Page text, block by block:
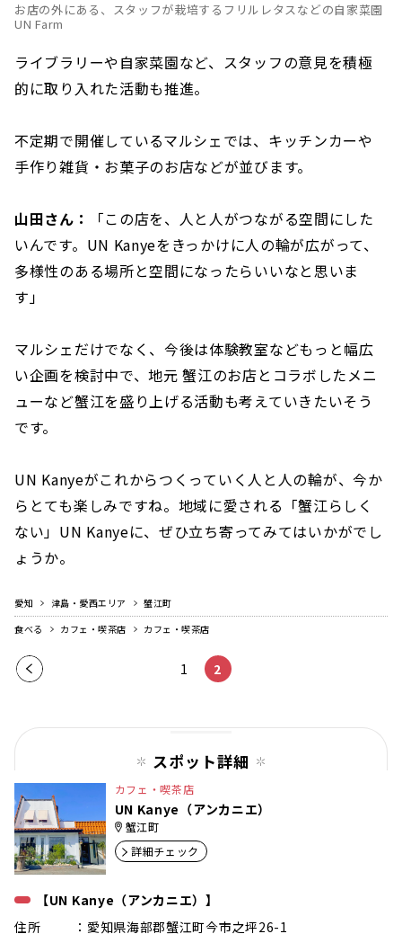
お店の外にある、スタッフが栽培するフリルレタスなどの自家菜園
UN Farm
ライブラリーや自家菜園など、スタッフの意見を積極
的に取り入れた活動も推進。
不定期で開催しているマルシェでは、キッチンカーや
手作り雑貨・お菓子のお店などが並びます。
山田さん：
「この店を、人と人がつながる空間にした
いんです。UN Kanyeをきっかけに人の輪が広がって、
多様性のある場所と空間になったらいいなと思いま
す」
マルシェだけでなく、今後は体験教室などもっと幅広
い企画を検討中で、地元 蟹江のお店とコラボしたメニ
ューなど蟹江を盛り上げる活動も考えていきたいそう
です。
UN Kanyeがこれからつくっていく人と人の輪が、今か
らとても楽しみですね。地域に愛される「蟹江らしく
ない」UN Kanyeに、ぜひ立ち寄ってみてはいかがでし
ょうか。
愛知 津島・愛西エリア
蟹江町
食べる
カフェ・喫茶店 カフェ・喫茶店
前の
1 2
スポット詳細
カフェ・喫茶店
UN Kanye（アンカニエ）
蟹江町
詳細チェック
【UN Kanye（アンカニエ）】
住所 ：愛知県海部郡蟹江町今市之坪26-1